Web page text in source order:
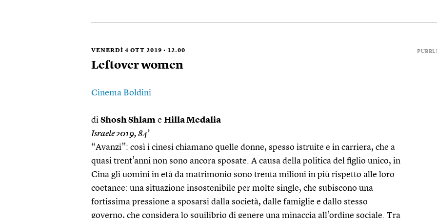
VENERDÌ 4 OTT 2019 • 12.00
Leftover women
Cinema Boldini
di Shosh Shlam e Hilla Medalia
Israele 2019, 84’
“Avanzi”: così i cinesi chiamano quelle donne, spesso istruite e in carriera, che a
quasi trent’anni non sono ancora sposate. A causa della politica del figlio unico, in
Cina gli uomini in età da matrimonio sono trenta milioni in più rispetto alle loro
coetanee: una situazione insostenibile per molte single, che subiscono una
fortissima pressione a sposarsi dalla società, dalle famiglie e dallo stesso
governo, che considera lo squilibrio di genere una minaccia all’ordine sociale. Tra